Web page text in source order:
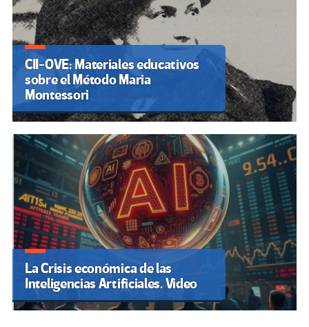
CII-OVE: Materiales educativos
sobre el Método Maria
Montessori
La Crisis económica de las
Inteligencias Artificiales. Video